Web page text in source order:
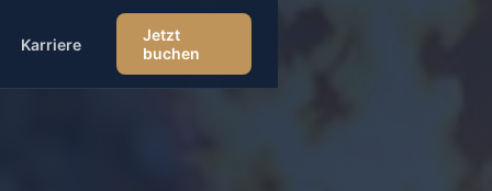
Karriere
Jetzt
buchen